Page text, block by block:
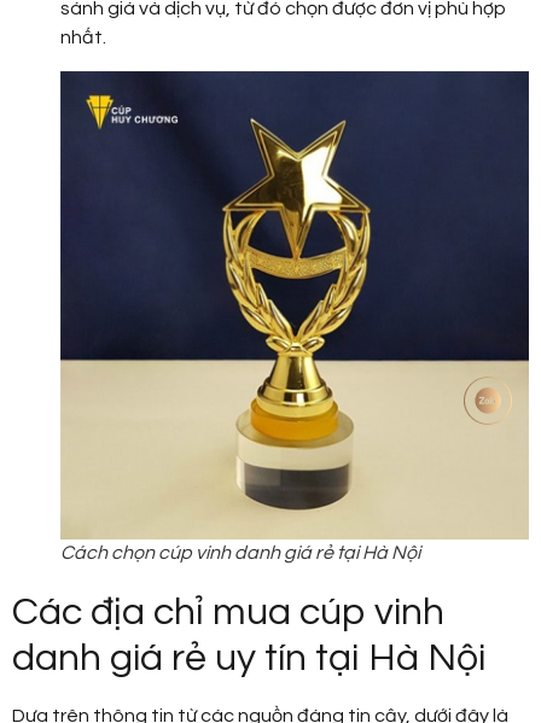
sánh giá và dịch vụ, từ đó chọn được đơn vị phù hợp
nhất.
Cách chọn cúp vinh danh giá rẻ tại Hà Nội
Các địa chỉ mua cúp vinh
danh giá rẻ uy tín tại Hà Nội
Dựa trên thông tin từ các nguồn đáng tin cậy, dưới đây là